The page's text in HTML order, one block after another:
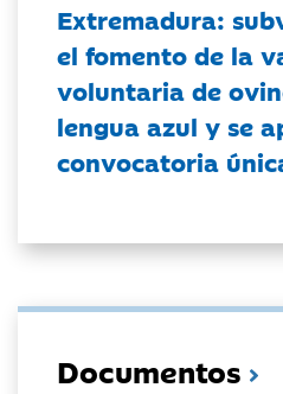
Extremadura:
el fomento de la
voluntaria de
lengua azul y se
convocatoria
Documentos